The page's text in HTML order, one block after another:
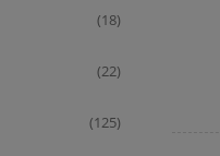
(18)
(22)
(125)